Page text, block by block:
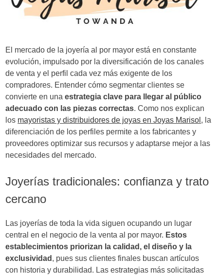
El mercado de la joyería al por mayor está en constante
evolución, impulsado por la diversificación de los canales
de venta y el perfil cada vez más exigente de los
compradores. Entender cómo segmentar clientes se
convierte en unaestrategia clave para llegar al público
adecuado con las piezas correctas. Como nos explican
los mayoristas y distribuidores de joyas en Joyas Marisol , la
diferenciación de los perfiles permite a los fabricantes y
proveedores optimizar sus recursos y adaptarse mejor a las
necesidades del mercado.
Joyerías tradicionales: confianza y trato
cercano
Las joyerías de toda la vida siguen ocupando un lugar
central en el negocio de la venta al por mayor. Estos
establecimientos priorizan la calidad, el diseño y la
exclusividad , pues sus clientes finales buscan artículos
con historia y durabilidad. Las estrategias más solicitadas